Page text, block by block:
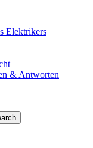
Elektrikers
& Antworten